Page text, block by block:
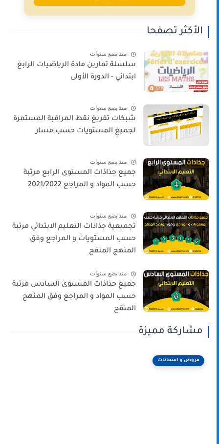
الأكثر تصفحا
منذ بضع سنوات
سلسلة تمارين مادة الرياضيات الرابع
ابتدائي - الدورة الأولى
منذ بضع سنوات
شبكات تفريغ نقط المراقبة المستمرة
لجميع المستويات حسب مسار
منذ بضع سنوات
جميع جذاذات المستوى الرابع مرتبة
حسب المواد و المراجع 2021/2022
منذ بضع سنوات
تجميعية جذاذات التعليم الابتدائي مرتبة
حسب المستويات و المراجع وفق
المنهج المنقح
منذ بضع سنوات
جميع جذاذات المستوى السادس مرتبة
حسب المواد و المراجع وفق المنهج
المنقح
مشاركة مميزة
فروض و امتحانات